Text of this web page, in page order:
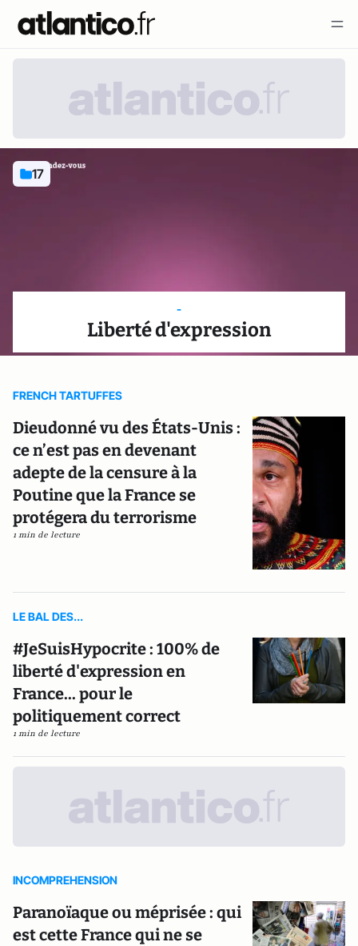
17
-
Liberté d'expression
FRENCH TARTUFFES
Dieudonné vu des États-Unis :
ce n’est pas en devenant
adepte de la censure à la
Poutine que la France se
protégera du terrorisme
1 min de lecture
LE BAL DES...
#JeSuisHypocrite : 100% de
liberté d'expression en
France... pour le
politiquement correct
1 min de lecture
INCOMPREHENSION
Paranoïaque ou méprisée : qui
est cette France qui ne se